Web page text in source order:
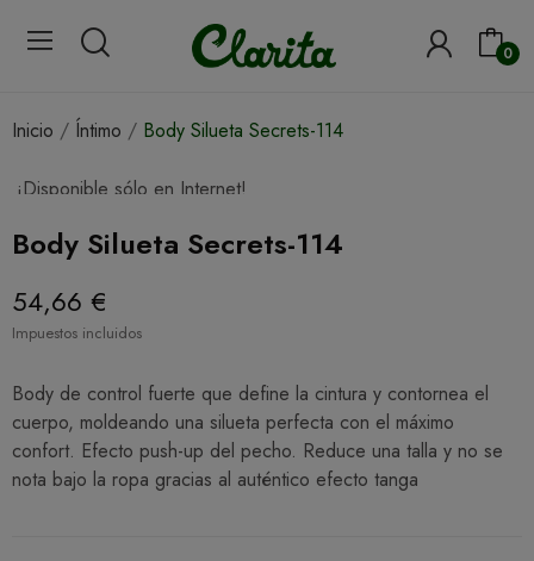
0
Inicio Íntimo Body Silueta Secrets-114
¡Disponible sólo en Internet!
Body Silueta Secrets-114
54,66 €
Impuestos incluidos
Body de control fuerte que define la cintura y contornea el
cuerpo, moldeando una silueta perfecta con el máximo
confort. Efecto push-up del pecho. Reduce una talla y no se
nota bajo la ropa gracias al auténtico efecto tanga